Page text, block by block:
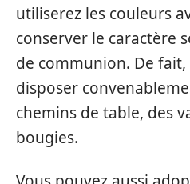
utiliserez les couleurs
conserver le caractère
de communion. De
disposer
chemins de table, des
bougies.